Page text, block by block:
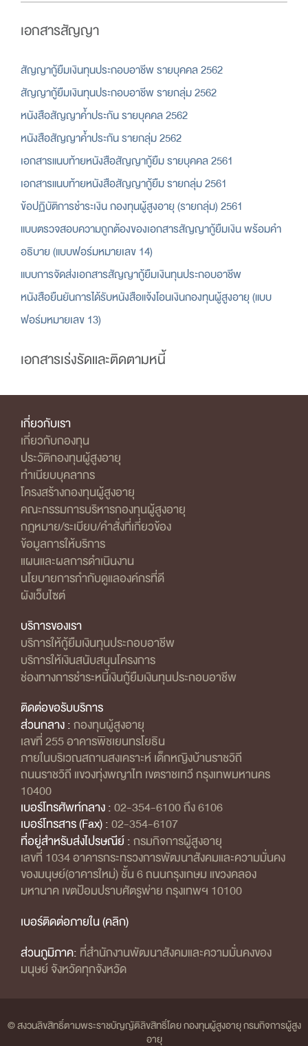
เอกสารสัญญา
สัญญากู้ยืมเงินทุนประกอบอาชีพ รายบุคคล 2562
สัญญากู้ยืมเงินทุนประกอบอาชีพ รายกลุ่ม 2562
หนังสือสัญญาค้ำประกัน รายบุคคล 2562
หนังสือสัญญาค้ำประกัน รายกลุ่ม 2562
เอกสารแนบท้ายหนังสือสัญญากู้ยืม รายบุคคล 2561
เอกสารแนบท้ายหนังสือสัญญากู้ยืม รายกลุ่ม 2561
ข้อปฏิบัติการชำระเงิน กองทุนผู้สูงอายุ (รายกลุ่ม) 2561
แบบตรวจสอบความถูกต้องของเอกสารสัญญากู้ยืมเงิน พร้อมคำ
อธิบาย (แบบฟอร์มหมายเลข 14)
แบบการจัดส่งเอกสารสัญญากู้ยืมเงินทุนประกอบอาชีพ
หนังสือยืนยันการได้รับหนังสือแจ้งโอนเงินกองทุนผู้สูงอายุ (แบบ
ฟอร์มหมายเลข 13)
เอกสารเร่งรัดและติดตามหนี้
เกี่ยวกับเรา
เกี่ยวกับกองทุน
ประวัติกองทุนผู้สูงอายุ
ทำเนียบบุคลากร
โครงสร้างกองทุนผู้สูงอายุ
คณะกรรมการบริหารกองทุนผู้สูงอายุ
กฎหมาย/ระเบียบ/คำสั่งที่เกี่ยวข้อง
ข้อมูลการให้บริการ
แผนและผลการดำเนินงาน
นโยบายการกำกับดูแลองค์กรที่ดี
ผังเว็บไซต์
บริการของเรา
บริการให้กู้ยืมเงินทุนประกอบอาชีพ
บริการให้เงินสนับสนุนโครงการ
ช่องทางการชำระหนี้เงินกู้ยืมเงินทุนประกอบอาชีพ
ติดต่อขอรับบริการ
ส่วนกลาง :กองทุนผู้สูงอายุ
เลขที่ 255 อาคารพิชเยนทรโยธิน
ภายในบริเวณสถานสงเคราะห์ เด็กหญิงบ้านราชวิถี
ถนนราชวิถี แขวงทุ่งพญาไท เขตราชเทวี กรุงเทพมหานคร
10400
เบอร์โทรศัพท์กลาง :02-354-6100 ถึง 6106
เบอร์โทรสาร (Fax) :02-354-6107
ที่อยู่สำหรับส่งไปรษณีย์ :กรมกิจการผู้สูงอายุ
เลขที่ 1034 อาคารกระทรวงการพัฒนาสังคมและความมั่นคง
ของมนุษย์(อาคารใหม่) ชั้น 6 ถนนกรุงเกษม แขวงคลอง
มหานาค เขตป้อมปราบศัตรูพ่าย กรุงเทพฯ 10100
เบอร์ติดต่อภายใน (คลิก)
ส่วนภูมิภาค: ที่สำนักงานพัฒนาสังคมและความมั่นคงของ
มนุษย์ จังหวัดทุกจังหวัด
© สงวนลิขสิทธิ์ตามพระราชบัญญัติลิขสิทธิ์โดย กองทุนผู้สูงอายุ กรมกิจการผู้สูง
อายุ